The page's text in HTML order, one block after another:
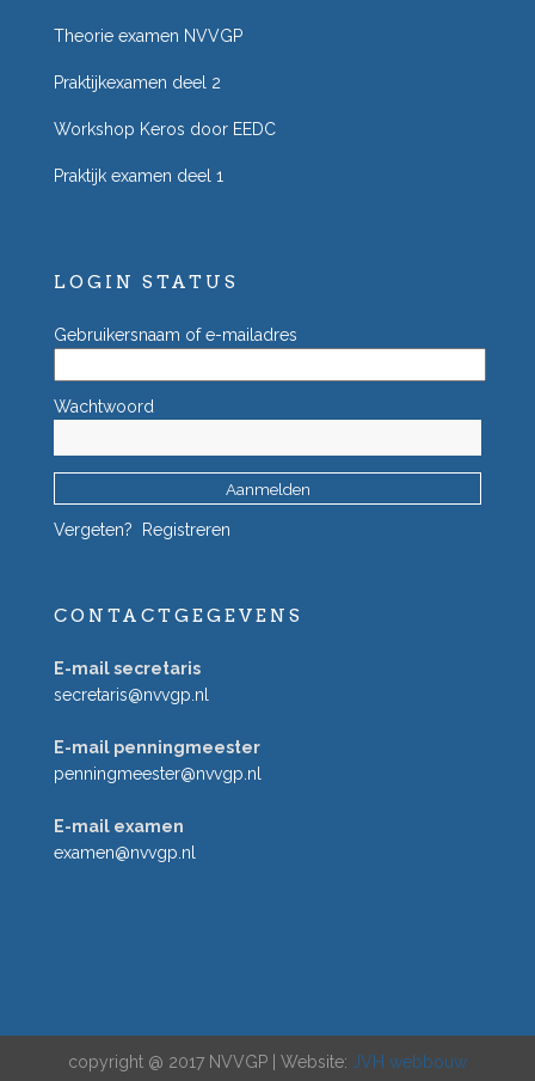
Theorie examen NVVGP
Praktijkexamen deel 2
Workshop Keros door EEDC
Praktijk examen deel 1
LOGIN STATUS
Gebruikersnaam of e-mailadres
Wachtwoord
Vergeten? Registreren
CONTACTGEGEVENS
E-mail secretaris
secretaris@nvvgp.nl
E-mail penningmeester
penningmeester@nvvgp.nl
E-mail examen
examen@nvvgp.nl
copyright @ 2017 NVVGP | Website: JVH webbouw